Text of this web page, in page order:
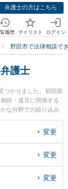
弁護士の方はこちら
履歴 マイリスト ログイン
野田市で法律相談で
護士
つかりました。初回面
続・遺言に関係する
な分野での絞り込み
司弁護士や野田総合
費用、強みなどが注
人調査・確定を法律
困りの相談者さんに
変更
変更
変更